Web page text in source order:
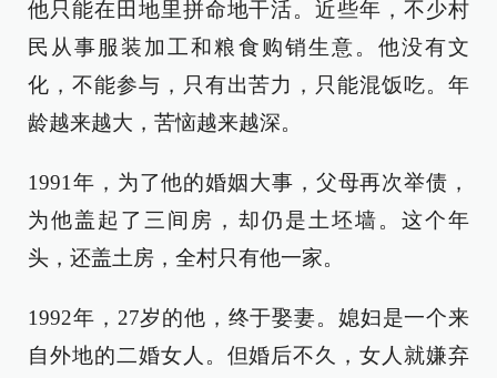
他只能在田地里拼命地干活。近些年，不少村
民从事服装加工和粮食购销生意。他没有文
化，不能参与，只有出苦力，只能混饭吃。年
龄越来越大，苦恼越来越深。
1991年，为了他的婚姻大事，父母再次举债，
为他盖起了三间房，却仍是土坯墙。这个年
头，还盖土房，全村只有他一家。
1992年，27岁的他，终于娶妻。媳妇是一个来
自外地的二婚女人。但婚后不久，女人就嫌弃